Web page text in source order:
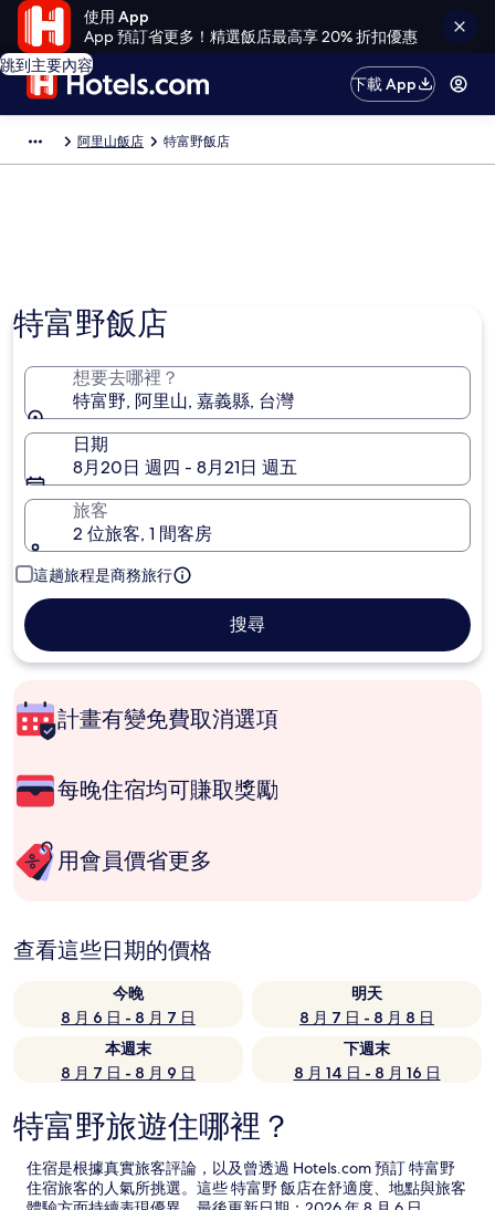
使用 App
App 預訂省更多！精選飯店最高享 20% 折扣優惠
跳到主要內容
下載 App
阿里山飯店 特富野飯店
特富野飯店
想要去哪裡？
特富野, 阿里山, 嘉義縣, 台灣
日期
8月20日 週四 - 8月21日 週五
旅客
2 位旅客, 1 間客房
這趟旅程是商務旅行
搜尋
計畫有變免費取消選項
每晚住宿均可賺取獎勵
用會員價省更多
查看這些日期的價格
今晚
8 月 6 日 - 8 月 7 日
明天
8 月 7 日 - 8 月 8 日
本週末
8 月 7 日 - 8 月 9 日
下週末
8 月 14 日 - 8 月 16 日
特富野旅遊住哪裡？
住宿是根據真實旅客評論，以及曾透過 Hotels.com 預訂 特富野
住宿旅客的人氣所挑選。這些 特富野 飯店在舒適度、地點與旅客